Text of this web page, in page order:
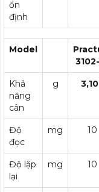
ổn
định
Model
Khả
năng
cân
g
Độ
đọc
mg 10
Độ lặp
lại
mg 10